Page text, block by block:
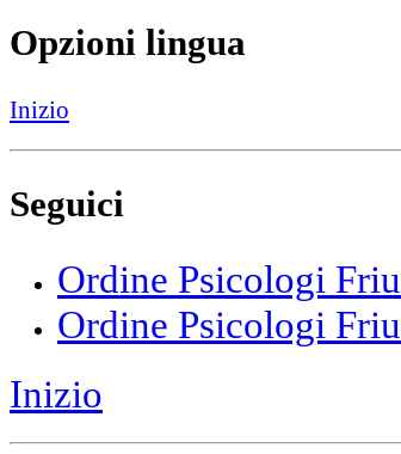
Opzioni lingua
Inizio
Seguici
Ordine Psicologi
Ordine Psicologi
Inizio